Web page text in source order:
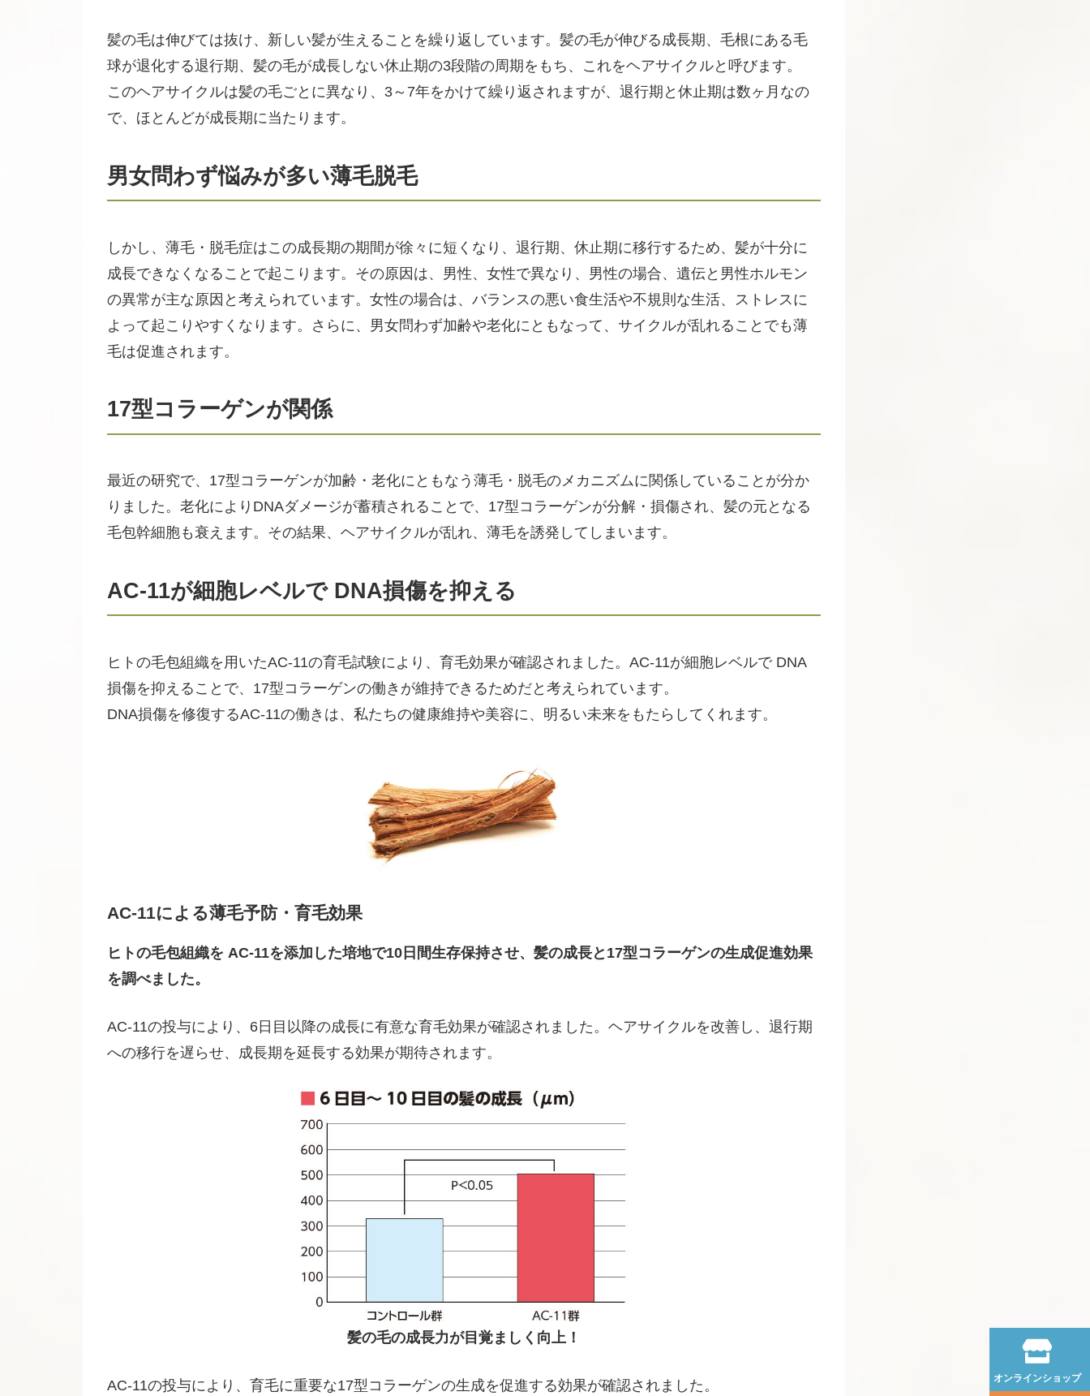
オンラインショップ
髪の毛は伸びては抜け、新しい髪が生えることを繰り返しています。髪の毛が伸びる成長期、毛根にある毛
球が退化する退行期、髪の毛が成長しない休止期の3段階の周期をもち、これをヘアサイクルと呼びます。
このヘアサイクルは髪の毛ごとに異なり、3～7年をかけて繰り返されますが、退行期と休止期は数ヶ月なの
で、ほとんどが成長期に当たります。
男女問わず悩みが多い薄毛脱毛
しかし、薄毛・脱毛症はこの成長期の期間が徐々に短くなり、退行期、休止期に移行するため、髪が十分に
成長できなくなることで起こります。その原因は、男性、女性で異なり、男性の場合、遺伝と男性ホルモン
の異常が主な原因と考えられています。女性の場合は、バランスの悪い食生活や不規則な生活、ストレスに
よって起こりやすくなります。さらに、男女問わず加齢や老化にともなって、サイクルが乱れることでも薄
毛は促進されます。
17型コラーゲンが関係
最近の研究で、17型コラーゲンが加齢・老化にともなう薄毛・脱毛のメカニズムに関係していることが分か
りました。老化によりDNAダメージが蓄積されることで、17型コラーゲンが分解・損傷され、髪の元となる
毛包幹細胞も衰えます。その結果、ヘアサイクルが乱れ、薄毛を誘発してしまいます。
AC-11が細胞レベルで DNA損傷を抑える
ヒトの毛包組織を用いたAC-11の育毛試験により、育毛効果が確認されました。AC-11が細胞レベルで DNA
損傷を抑えることで、17型コラーゲンの働きが維持できるためだと考えられています。
DNA損傷を修復するAC-11の働きは、私たちの健康維持や美容に、明るい未来をもたらしてくれます。
AC-11による薄毛予防・育毛効果
ヒトの毛包組織を AC-11を添加した培地で10日間生存保持させ、髪の成長と17型コラーゲンの生成促進効果
を調べました。
AC-11の投与により、6日目以降の成長に有意な育毛効果が確認されました。ヘアサイクルを改善し、退行期
への移行を遅らせ、成長期を延長する効果が期待されます。
髪の毛の成長力が目覚ましく向上！
AC-11の投与により、育毛に重要な17型コラーゲンの生成を促進する効果が確認されました。